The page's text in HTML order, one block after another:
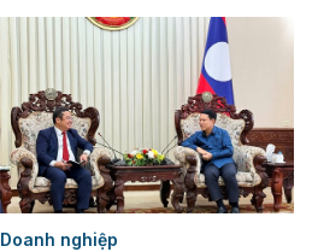
Doanh nghiệp